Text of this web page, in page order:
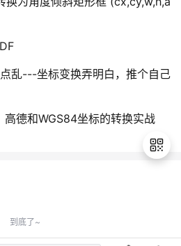
乱---坐标变换弄明白，推个自己
德和WGS84坐标的转换实战
到底了~